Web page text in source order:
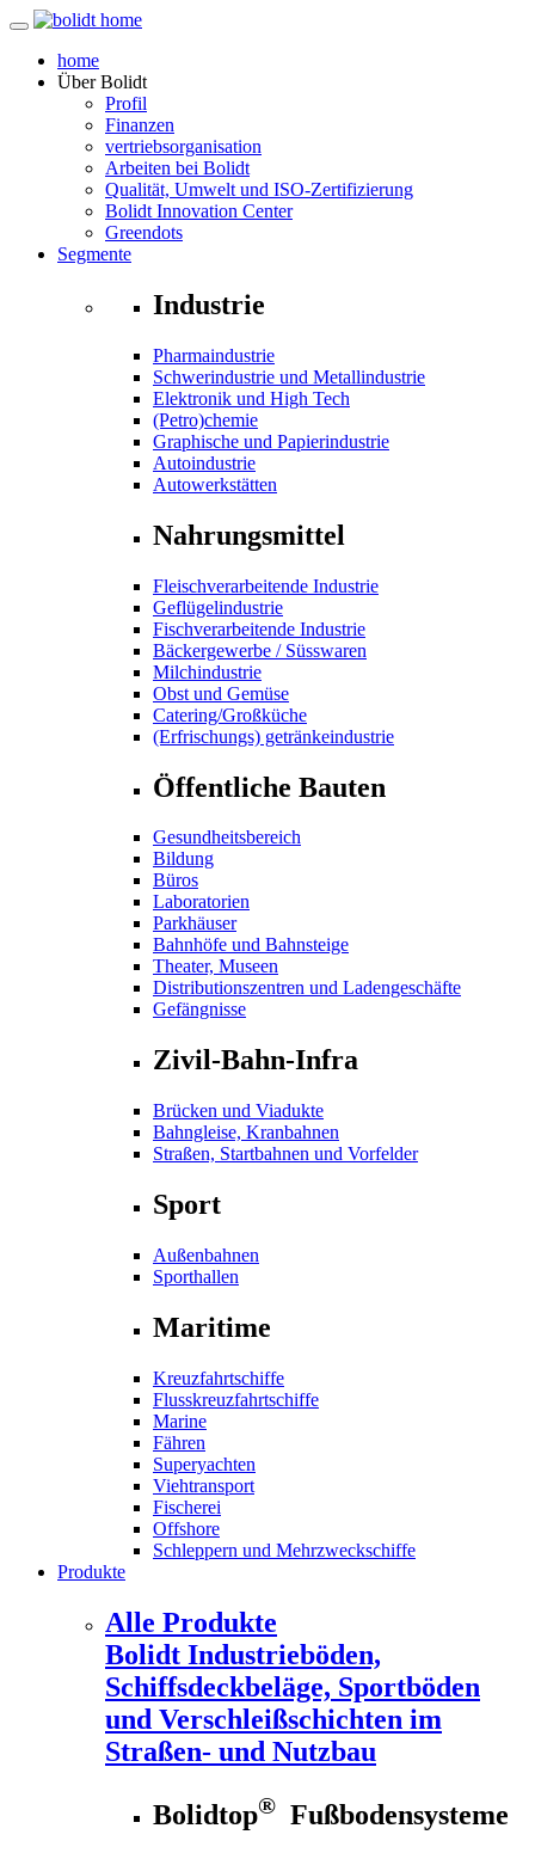
home
ÜberBolidt
Profil
Finanzen
vertriebsorganisation
Arbeiten bei Bolidt
Qualität, Umwelt und ISO-Zertifizierung
Bolidt Innovation Center
Greendots
Segmente
Industrie
Pharmaindustrie
Schwerindustrie und Metallindustrie
Elektronik und High Tech
(Petro)chemie
Graphische und Papierindustrie
Autoindustrie
Autowerkstätten
Nahrungsmittel
Fleischverarbeitende Industrie
Geflügelindustrie
Fischverarbeitende Industrie
Bäckergewerbe / Süsswaren
Milchindustrie
Obst und Gemüse
Catering/Großküche
(Erfrischungs) getränkeindustrie
Öffentliche Bauten
Gesundheitsbereich
Bildung
Büros
Laboratorien
Parkhäuser
Bahnhöfe und Bahnsteige
Theater, Museen
Distributionszentren und Ladengeschäfte
Gefängnisse
Zivil-Bahn-Infra
Brücken und Viadukte
Bahngleise, Kranbahnen
Straßen, Startbahnen und Vorfelder
Sport
Außenbahnen
Sporthallen
Maritime
Kreuzfahrtschiffe
Flusskreuzfahrtschiffe
Marine
Fähren
Superyachten
Viehtransport
Fischerei
Offshore
Schleppern und Mehrzweckschiffe
Produkte
Alle Produkte
Bolidt Industrieböden,
Schiffsdeckbeläge, Sportböden
und Verschleißschichten im
Straßen- und Nutzbau
Bolidtop® Fußbodensysteme